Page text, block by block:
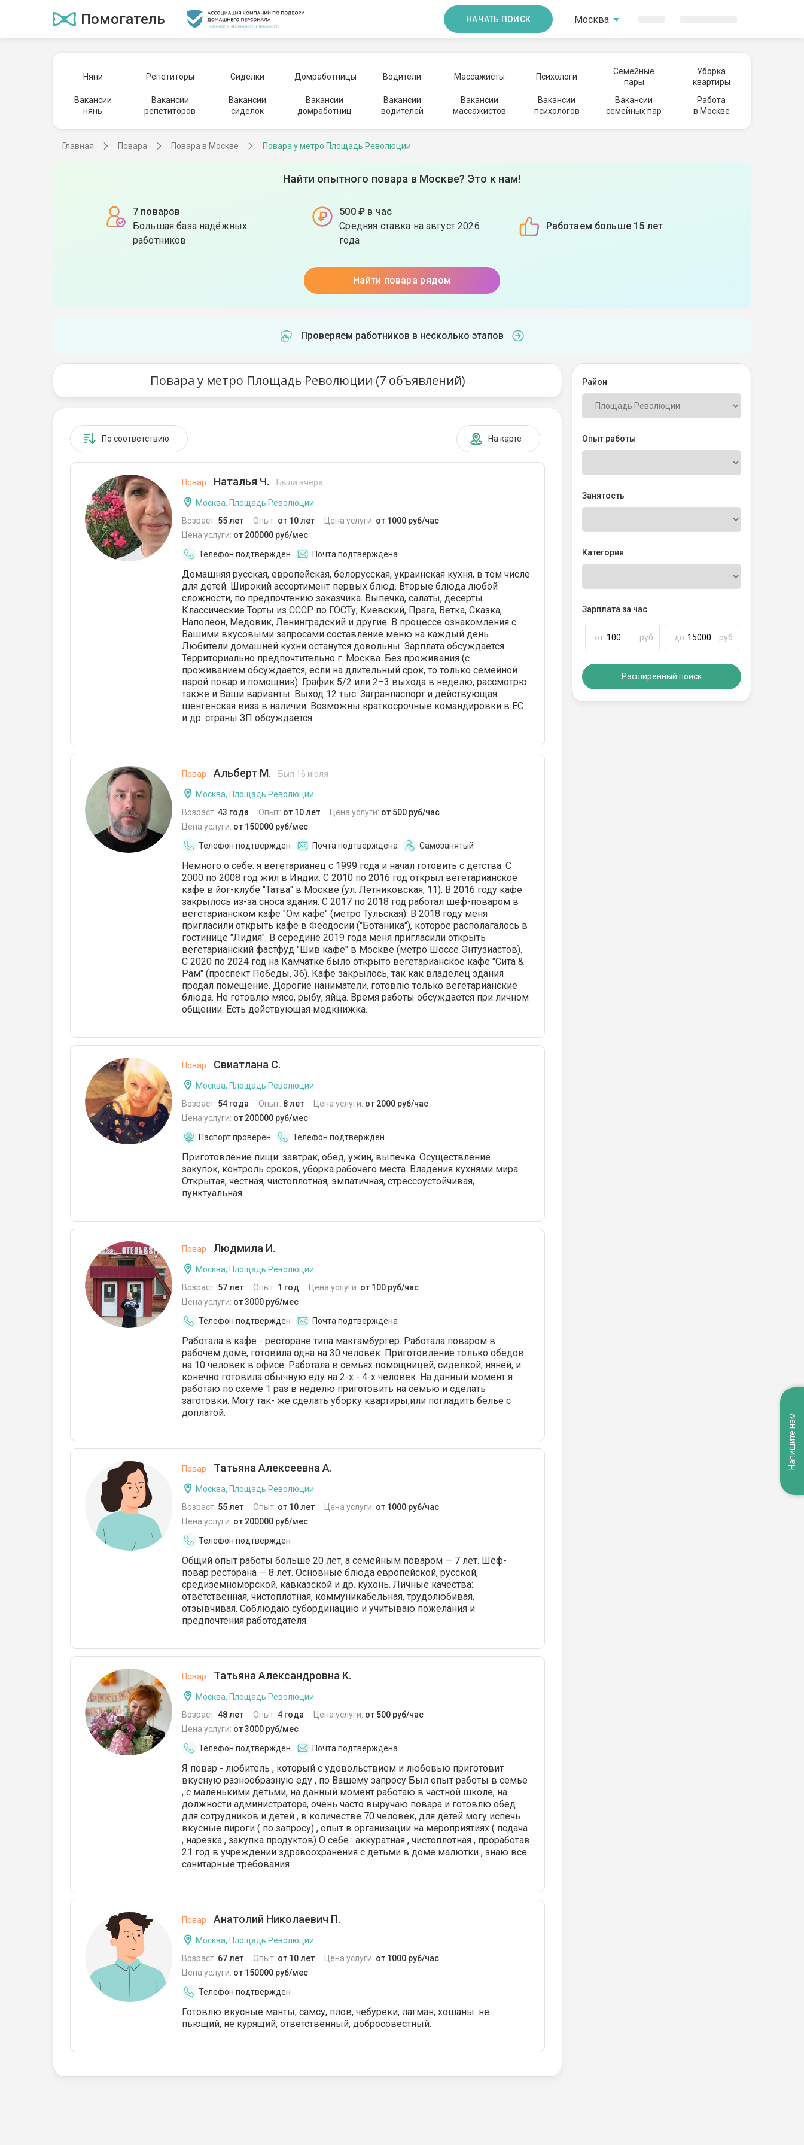
Помогатель НАЧАТЬ ПОИСК Москва
Няни Репетиторы Сиделки Домработницы Водители Массажисты Психологи
Семейные
пары
Уборка
квартиры
Вакансии
нянь
Вакансии
репетиторов
Вакансии
сиделок
Вакансии
домработниц
Вакансии
водителей
Вакансии
массажистов
Вакансии
психологов
Вакансии
семейных пар
Работа
в Москве
Главная Повара Повара в Москве Повара у метро Площадь Революции
Найти опытного повара в Москве? Это к нам!
7 поваров
Большая база надёжных
работников
500 ₽ в час
Средняя ставка на август 2026
года
Работаем больше 15 лет
Найти повара рядом
Проверяем работников в несколько этапов
Повара у метро Площадь Революции (7 объявлений)
По соответствию На карте
Повар Наталья Ч. Была вчера
Москва, Площадь Революции
Возраст: 55 лет Опыт: от 10 лет Цена услуги: от 1000 руб/час
Цена услуги: от 200000 руб/мес
Телефон подтвержден
Почта подтверждена
Домашняя русская, европейская, белорусская, украинская кухня, в том числе
для детей. Широкий ассортимент первых блюд. Вторые блюда любой
сложности, по предпочтению заказчика. Выпечка, салаты, десерты.
Классические Торты из СССР по ГОСТу; Киевский, Прага, Ветка, Сказка,
Наполеон, Медовик, Ленинградский и другие. В процессе ознакомления с
Вашими вкусовыми запросами составление меню на каждый день.
Любители домашней кухни останутся довольны. Зарплата обсуждается.
Территориально предпочтительно г. Москва. Без проживания (с
проживанием обсуждается, если на длительный срок, то только семейной
парой повар и помощник). График 5/2 или 2–3 выхода в неделю, рассмотрю
также и Ваши варианты. Выход 12 тыс. Загранпаспорт и действующая
шенгенская виза в наличии. Возможны краткосрочные командировки в ЕС
и др. страны ЗП обсуждается.
Повар Альберт М. Был 16 июля
Москва, Площадь Революции
Возраст: 43 года Опыт: от 10 лет Цена услуги: от 500 руб/час
Цена услуги: от 150000 руб/мес
Телефон подтвержден
Почта подтверждена Самозанятый
Немного о себе: я вегетарианец с 1999 года и начал готовить с детства. С
2000 по 2008 год жил в Индии. С 2010 по 2016 год открыл вегетарианское
кафе в йог-клубе "Татва" в Москве (ул. Летниковская, 11). В 2016 году кафе
закрылось из-за сноса здания. С 2017 по 2018 год работал шеф-поваром в
вегетарианском кафе "Ом кафе" (метро Тульская). В 2018 году меня
пригласили открыть кафе в Феодосии ("Ботаника"), которое располагалось в
гостинице "Лидия". В середине 2019 года меня пригласили открыть
вегетарианский фастфуд "Шив кафе" в Москве (метро Шоссе Энтузиастов).
С 2020 по 2024 год на Камчатке было открыто вегетарианское кафе "Сита &
Рам" (проспект Победы, 36). Кафе закрылось, так как владелец здания
продал помещение. Дорогие наниматели, готовлю только вегетарианские
блюда. Не готовлю мясо, рыбу, яйца. Время работы обсуждается при личном
общении. Есть действующая медкнижка.
Повар Свиатлана С.
Москва, Площадь Революции
Возраст: 54 года Опыт: 8 лет Цена услуги: от 2000 руб/час
Цена услуги: от 200000 руб/мес
Паспорт проверен
Телефон подтвержден
Приготовление пищи: завтрак, обед, ужин, выпечка. Осуществление
закупок, контроль сроков, уборка рабочего места. Владения кухнями мира.
Открытая, честная, чистоплотная, эмпатичная, стрессоустойчивая,
пунктуальная.
Повар Людмила И.
Москва, Площадь Революции
Возраст: 57 лет Опыт: 1 год Цена услуги: от 100 руб/час
Цена услуги: от 3000 руб/мес
Телефон подтвержден
Почта подтверждена
Работала в кафе - ресторане типа макгамбургер. Работала поваром в
рабочем доме, готовила одна на 30 человек. Приготовление только обедов
на 10 человек в офисе. Работала в семьях помощницей, сиделкой, няней, и
конечно готовила обычную еду на 2-х - 4-х человек. На данный момент я
работаю по схеме 1 раз в неделю приготовить на семью и сделать
заготовки. Могу так- же сделать уборку квартиры,или погладить бельë с
доплатой.
Повар Татьяна Алексеевна А.
Москва, Площадь Революции
Возраст: 55 лет Опыт: от 10 лет Цена услуги: от 1000 руб/час
Цена услуги: от 200000 руб/мес
Телефон подтвержден
Общий опыт работы больше 20 лет, а семейным поваром — 7 лет. Шеф-
повар ресторана — 8 лет. Основные блюда европейской, русской,
средиземноморской, кавказской и др. кухонь. Личные качества:
ответственная, чистоплотная, коммуникабельная, трудолюбивая,
отзывчивая. Соблюдаю субординацию и учитываю пожелания и
предпочтения работодателя.
Повар Татьяна Александровна К.
Москва, Площадь Революции
Возраст: 48 лет Опыт: 4 года Цена услуги: от 500 руб/час
Цена услуги: от 3000 руб/мес
Телефон подтвержден
Почта подтверждена
Я повар - любитель , который с удовольствием и любовью приготовит
вкусную разнообразную еду , по Вашему запросу Был опыт работы в семье
, с маленькими детьми, на данный момент работаю в частной школе, на
должности администратора, очень часто выручаю повара и готовлю обед
для сотрудников и детей , в количестве 70 человек, для детей могу испечь
вкусные пироги ( по запросу) , опыт в организации на мероприятиях ( подача
, нарезка , закупка продуктов) О себе : аккуратная , чистоплотная , проработав
21 год в учреждении здравоохранения с детьми в доме малютки , знаю все
санитарные требования
Повар Анатолий Николаевич П.
Москва, Площадь Революции
Возраст: 67 лет Опыт: от 10 лет Цена услуги: от 1000 руб/час
Цена услуги: от 150000 руб/мес
Телефон подтвержден
Готовлю вкусные манты, самсу, плов, чебуреки, лагман, хошаны. не
пьющий, не курящий, ответственный, добросовестный.
Район
Опыт работы
Занятость
Категория
Зарплата за час
от руб до руб
Расширенный поиск
Напишите нам